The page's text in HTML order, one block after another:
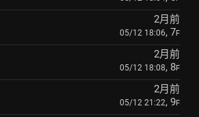
2月前
05/12 18:06, 7F
2月前
05/12 18:08, 8F
2月前
05/12 21:22, 9F